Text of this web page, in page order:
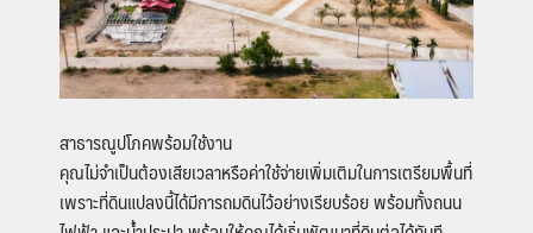
สาธารณูปโภคพร้อมใช้งาน
คุณไม่จำเป็นต้องเสียเวลาหรือค่าใช้จ่ายเพิ่มเติมในการเตรียมพื้นที่
เพราะที่ดินแปลงนี้ได้มีการถมดินไว้อย่างเรียบร้อย พร้อมทั้งถนน